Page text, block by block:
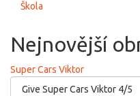
Škola
Nejnovější
Super Cars Viktor